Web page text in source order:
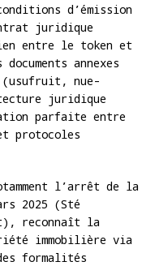
d’émission
juridique
entre le token et
annexes
nue-
juridique
parfaite entre
protocoles
l’arrêt de la
2025 (Sté
reconnaît la
immobilière via
formalités